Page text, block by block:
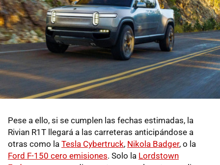
Pese a ello, si se cumplen las fechas estimadas, la
Rivian R1T llegará a las carreteras anticipándose a
otras como la Tesla Cybertruck, Nikola Badger, o la
Ford F-150 cero emisiones. Solo la Lordstown